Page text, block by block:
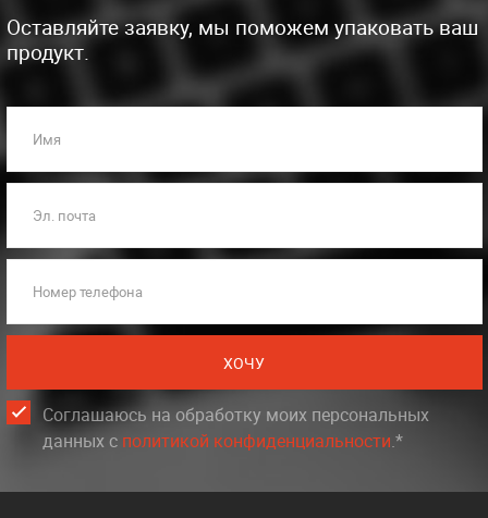
Оставляйте заявку, мы поможем упаковать ваш
продукт.
Имя
Эл. почта
Номер телефона
ХОЧУ
Соглашаюсь на обработку моих персональных
данных c политикой конфиденциальности.*